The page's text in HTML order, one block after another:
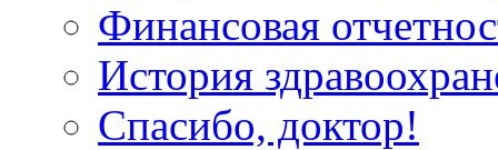
Финансовая
История
Спасибо, доктор!